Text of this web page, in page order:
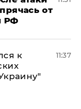
от
РФ
к
11:37